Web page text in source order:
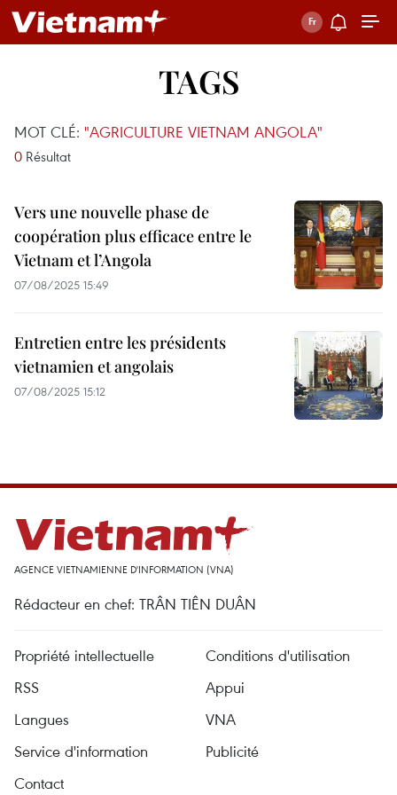
TAGS
MOT CLÉ: "AGRICULTURE VIETNAM ANGOLA"
0 Résultat
Vers une nouvelle phase de
coopération plus efficace entre le
Vietnam et l’Angola
07/08/2025 15:49
Entretien entre les présidents
vietnamien et angolais
07/08/2025 15:12
AGENCE VIETNAMIENNE D'INFORMATION (VNA)
Rédacteur en chef: TRÂN TIÊN DUÂN
Propriété intellectuelle
Conditions d'utilisation
RSS
Appui
Langues
VNA
Service d'information
Publicité
Contact